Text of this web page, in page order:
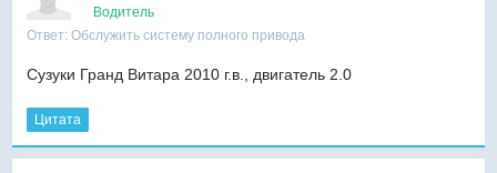
Водитель
Ответ: Обслужить систему полного привода
Сузуки Гранд Витара 2010 г.в., двигатель 2.0
Цитата